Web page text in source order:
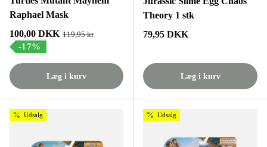
Raphael Mask
Tilbudspris
100,00 DKK Normalpris
119,95 kr
-17%
Læg i kurv
Theory 1 stk
Normalpris
79,95 DKK
Læg i kurv
Udsalg Udsalg